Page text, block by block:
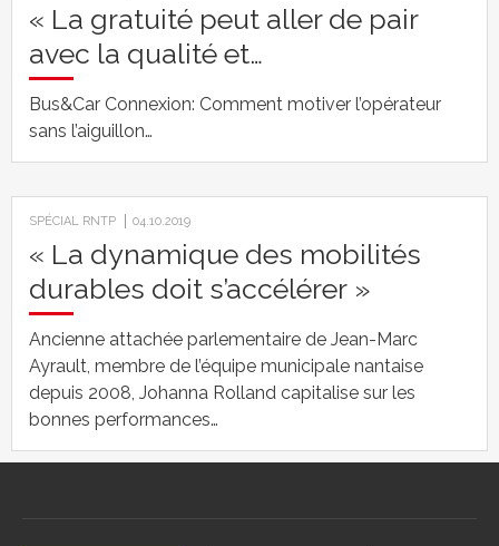
« La gratuité peut aller de pair
avec la qualité et…
Bus&Car Connexion: Comment motiver l’opérateur
sans l’aiguillon…
SPÉCIAL RNTP 04.10.2019
« La dynamique des mobilités
durables doit s’accélérer »
Ancienne attachée parlementaire de Jean-Marc
Ayrault, membre de l’équipe municipale nantaise
depuis 2008, Johanna Rolland capitalise sur les
bonnes performances…